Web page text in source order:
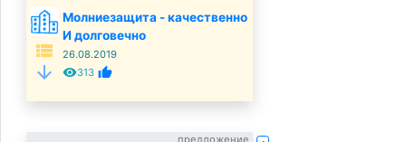
view_list
arrow_downward
Молниезащита - качественно
И долговечно
26.08.2019
remove_red_eye313 thumb_up
предложение